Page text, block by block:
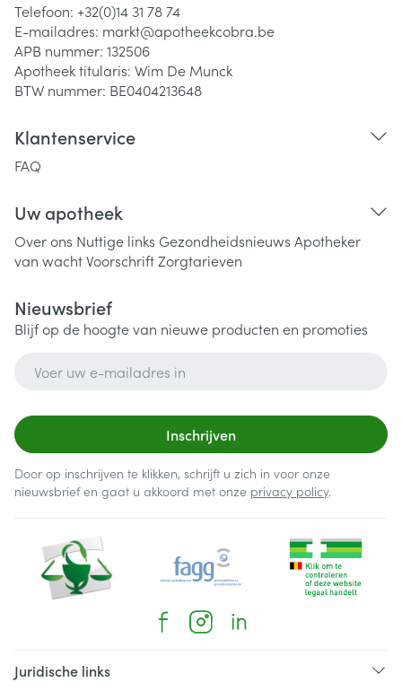
Telefoon: +32(0)14 31 78 74
E-mailadres: markt@apotheekcobra.be
APB nummer: 132506
Apotheek titularis: Wim De Munck
BTW nummer: BE0404213648
Klantenservice
FAQ
Uw apotheek
Over ons Nuttige links Gezondheidsnieuws Apotheker
van wachtVoorschriftZorgtarieven
Nieuwsbrief
Blijf op de hoogte van nieuwe producten en promoties
Inschrijven
Door op inschrijven te klikken, schrijft u zich in voor onze
nieuwsbrief en gaat u akkoord met onze privacy policy.
Juridische links